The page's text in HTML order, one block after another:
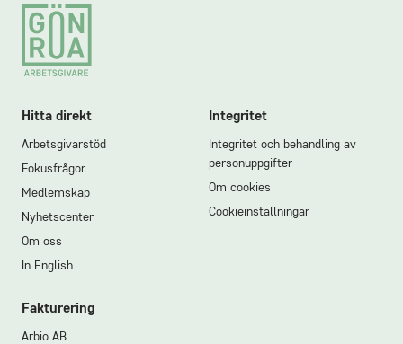
Footer
Hitta direkt
Arbetsgivarstöd
Fokusfrågor
Medlemskap
Nyhetscenter
Om oss
In English
Integritet
Integritet och behandling av
personuppgifter
Om cookies
Cookieinställningar
Fakturering
Arbio AB